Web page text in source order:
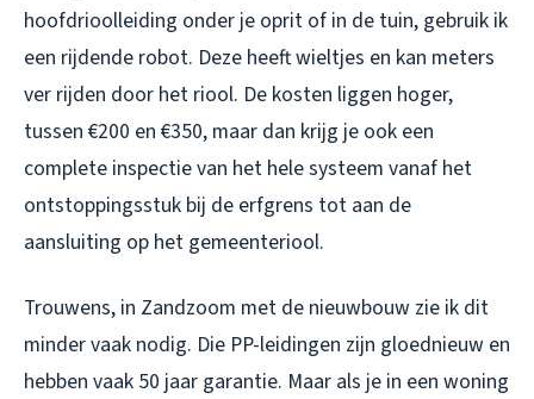
hoofdrioolleiding onder je oprit of in de tuin, gebruik ik
een rijdende robot. Deze heeft wieltjes en kan meters
ver rijden door het riool. De kosten liggen hoger,
tussen €200 en €350, maar dan krijg je ook een
complete inspectie van het hele systeem vanaf het
ontstoppingsstuk bij de erfgrens tot aan de
aansluiting op het gemeenteriool.
Trouwens, in Zandzoom met de nieuwbouw zie ik dit
minder vaak nodig. Die PP-leidingen zijn gloednieuw en
hebben vaak 50 jaar garantie. Maar als je in een woning